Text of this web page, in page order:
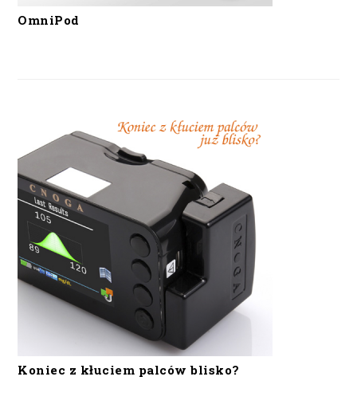
OmniPod
Koniec z kłuciem palców blisko?